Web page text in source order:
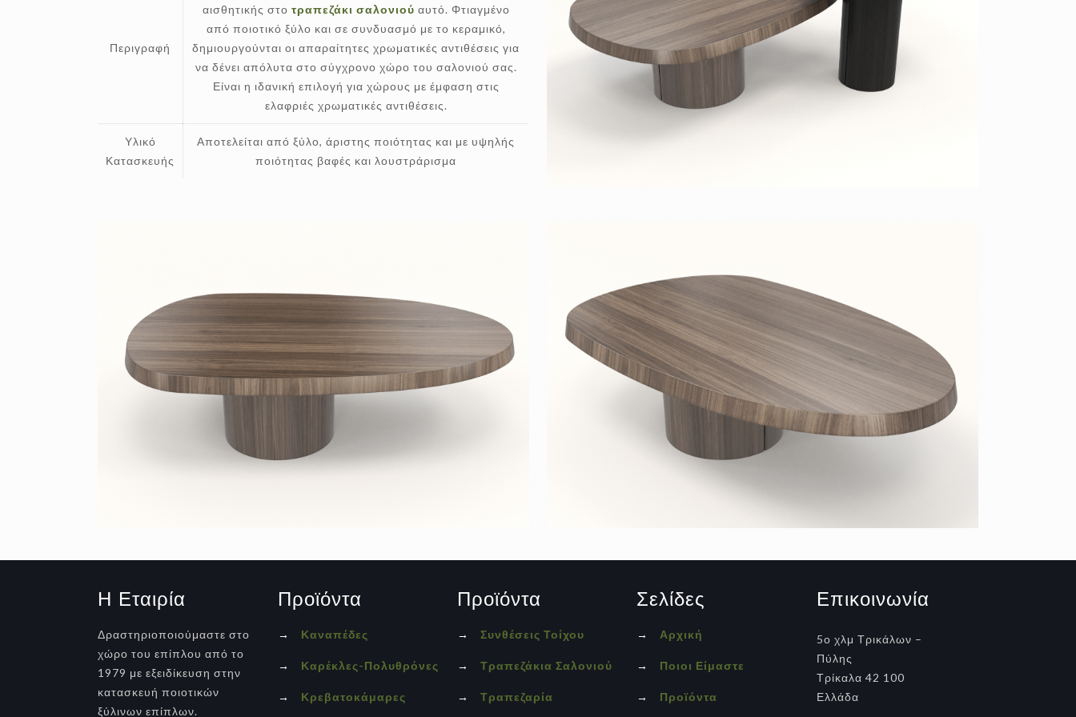
Περιγραφή
αισθητικής στο τραπεζάκι σαλονιού αυτό. Φτιαγμένο
από ποιοτικό ξύλο και σε συνδυασμό με το κεραμικό,
δημιουργούνται οι απαραίτητες χρωματικές αντιθέσεις για
να δένει απόλυτα στο σύγχρονο χώρο του σαλονιού σας.
Είναι η ιδανική επιλογή για χώρους με έμφαση στις
ελαφριές χρωματικές αντιθέσεις.
Υλικό
Κατασκευής
Αποτελείται από ξύλο, άριστης ποιότητας και με υψηλής
ποιότητας βαφές και λουστράρισμα
Η Εταιρία
Δραστηριοποιούμαστε στο
χώρο του επίπλου από το
1979 με εξειδίκευση στην
κατασκευή ποιοτικών
ξύλινων επίπλων.
Προϊόντα
→ Καναπέδες
→ Καρέκλες-Πολυθρόνες
→ Κρεβατοκάμαρες
Προϊόντα
→ Συνθέσεις Τοίχου
→ Τραπεζάκια Σαλονιού
→ Τραπεζαρία
Σελίδες
→ Αρχική
→ Ποιοι Είμαστε
→ Προϊόντα
Επικοινωνία
5ο χλμ Τρικάλων –
Πύλης
Τρίκαλα 42 100
Ελλάδα